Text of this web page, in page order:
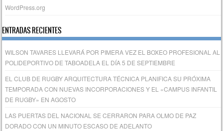
WordPress.org
ENTRADAS RECIENTES
WILSON TAVARES LLEVARÁ POR PIMERA VEZ EL BOXEO PROFESIONAL AL
POLIDEPORTIVO DE TABOADELA EL DÍA 5 DE SEPTIEMBRE
EL CLUB DE RUGBY ARQUITECTURA TÉCNICA PLANIFICA SU PRÓXIMA
TEMPORADA CON NUEVAS INCORPORACIONES Y EL «CAMPUS INFANTIL
DE RUGBY» EN AGOSTO
LAS PUERTAS DEL NACIONAL SE CERRARON PARA OLMO DE PAZ
DORADO CON UN MINUTO ESCASO DE ADELANTO